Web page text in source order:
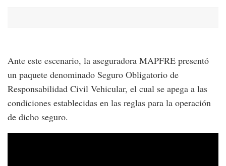
Ante este escenario, la aseguradora MAPFRE presentó
un paquete denominado Seguro Obligatorio de
Responsabilidad Civil Vehicular, el cual se apega a las
condiciones establecidas en las reglas para la operación
de dicho seguro.